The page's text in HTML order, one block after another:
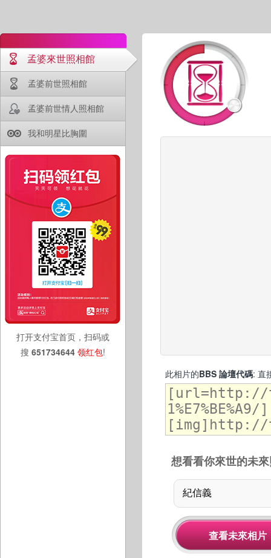
孟婆來世照相館
孟婆前世照相館
孟婆前世情人照相館
我和明星比胸圍
打开支付宝首页，扫码或
搜 651734644 领红包!
此相片的BBS 論壇代碼: 直
想看看你來世的未